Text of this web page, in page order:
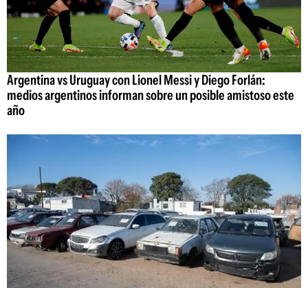
Argentina vs Uruguay con Lionel Messi y Diego Forlán:
medios argentinos informan sobre un posible amistoso este
año